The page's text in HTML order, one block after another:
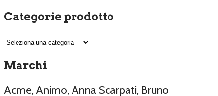
Categorie prodotto
Marchi
Acme, Animo, Anna Scarpati, Bruno